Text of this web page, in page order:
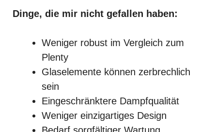
Dinge, die mir nicht gefallen haben:
Weniger robust im Vergleich zum
Plenty
Glaselemente können zerbrechlich
sein
Eingeschränktere Dampfqualität
Weniger einzigartiges Design